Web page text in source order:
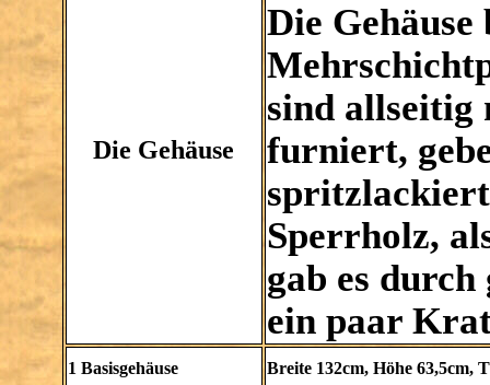
Die Gehäuse
Die Gehäuse
sind
furniert,
Sperrholz,
gab es
ein paar
1 Basisgehäuse Breite 132cm, Höhe 63,5cm,